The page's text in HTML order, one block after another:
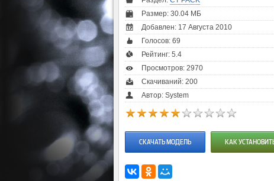
Размер: 30.04 МБ
Добавлен: 17 Августа 2010
Голосов: 69
Рейтинг: 5.4
Просмотров: 2970
Скачиваний: 200
Автор: System
СКАЧАТЬ МОДЕЛЬ КАК